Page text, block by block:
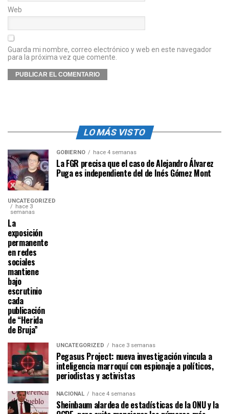
Web
Guarda mi nombre, correo electrónico y web en este navegador
para la próxima vez que comente.
LO MÁS VISTO
GOBIERNO hace 4 semanas
La FGR precisa que el caso de Alejandro Álvarez
Puga es independiente del de Inés Gómez Mont
UNCATEGORIZED
hace 3
semanas
La
exposición
permanente
en redes
sociales
mantiene
bajo
escrutinio
cada
publicación
de “Herida
de Bruja”
UNCATEGORIZED hace 3 semanas
Pegasus Project: nueva investigación vincula a
inteligencia marroquí con espionaje a políticos,
periodistas y activistas
NACIONAL hace 4 semanas
Sheinbaum alardea de estadísticas de la ONU y la